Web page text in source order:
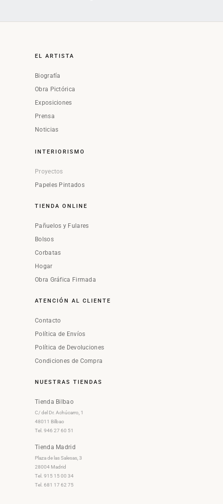
EL ARTISTA
Biografía
Obra Pictórica
Exposiciones
Prensa
Noticias
INTERIORISMO
Proyectos
Papeles Pintados
TIENDA ONLINE
Pañuelos y Fulares
Bolsos
Corbatas
Hogar
Obra Gráfica Firmada
ATENCIÓN AL CLIENTE
Contacto
Política de Envíos
Política de Devoluciones
Condiciones de Compra
NUESTRAS TIENDAS
Tienda Bilbao
C/ del Dr. Achúcarro, 1
48011 Bilbao
Tel. 946 27 60 51
Tienda Madrid
Plaza de las Salesas, 3
28004 Madrid
Tel. 915 15 00 34
Tel. 681 17 62 75